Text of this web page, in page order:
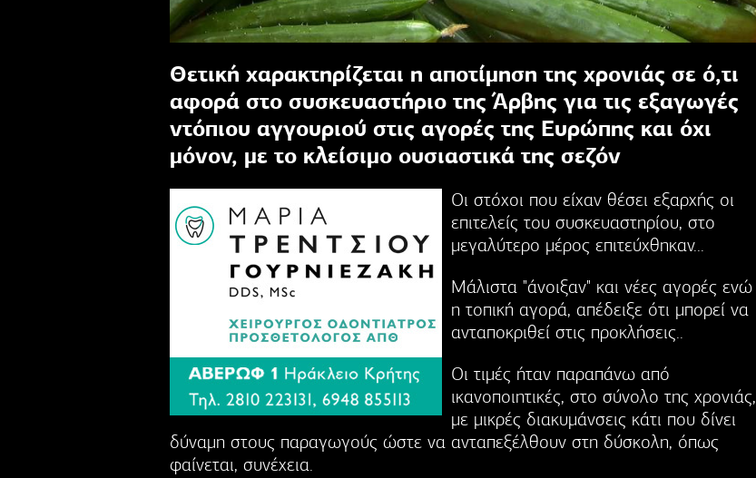
Θετική χαρακτηρίζεται η αποτίμηση της χρονιάς σε ό,τι
αφορά στο συσκευαστήριο της Άρβης για τις εξαγωγές
ντόπιου αγγουριού στις αγορές της Ευρώπης και όχι
μόνον, με το κλείσιμο ουσιαστικά της σεζόν
Οι στόχοι που είχαν θέσει εξαρχής οι
επιτελείς του συσκευαστηρίου, στο
μεγαλύτερο μέρος επιτεύχθηκαν...
Μάλιστα "άνοιξαν" και νέες αγορές ενώ
η τοπική αγορά, απέδειξε ότι μπορεί να
ανταποκριθεί στις προκλήσεις..
Οι τιμές ήταν παραπάνω από
ικανοποιητικές, στο σύνολο της χρονιάς,
με μικρές διακυμάνσεις κάτι που δίνει
δύναμη στους παραγωγούς ώστε να ανταπεξέλθουν στη δύσκολη, όπως
φαίνεται, συνέχεια.